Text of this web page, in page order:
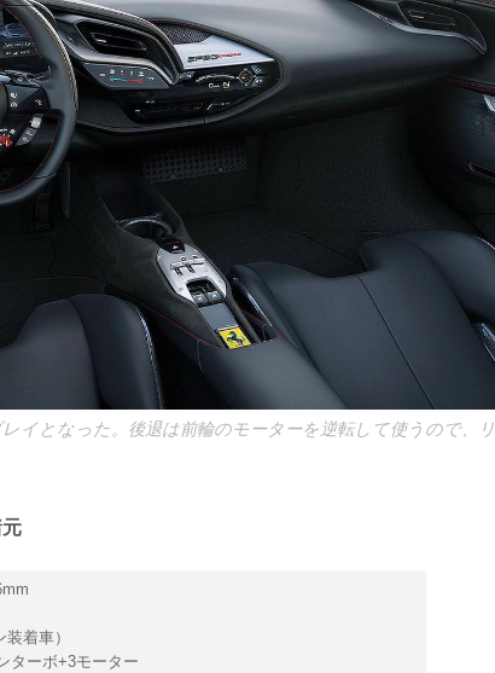
イとなった。後退は前輪のモーターを逆転して使うので、リ
着車）
ターボ+3モーター